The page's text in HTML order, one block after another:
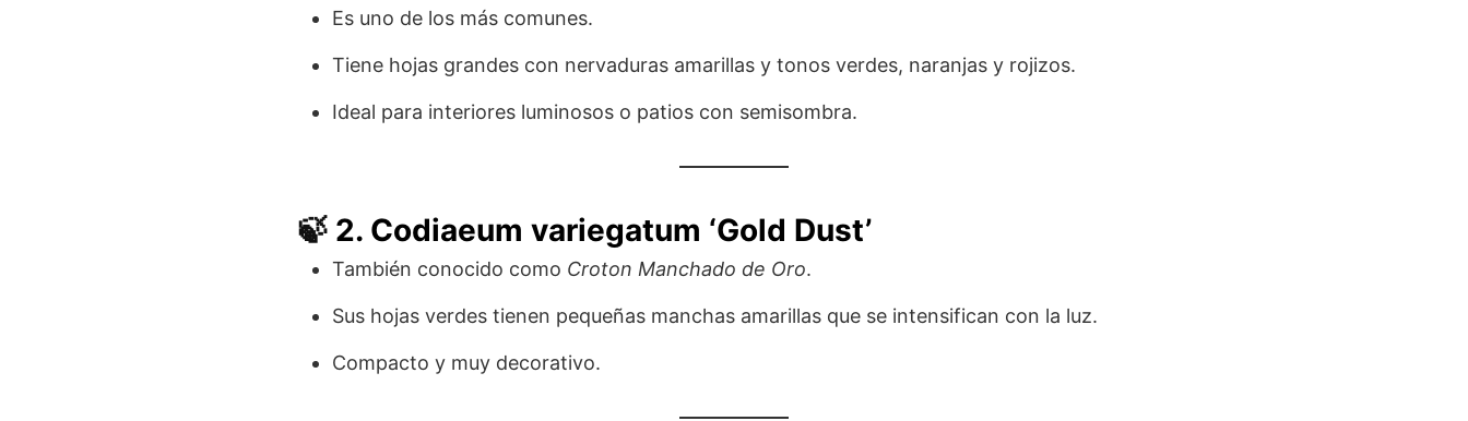
Es uno de los más comunes.
Tiene hojas grandes con nervaduras amarillas y tonos verdes, naranjas y rojizos.
Ideal para interiores luminosos o patios con semisombra.
🍃 2. Codiaeum variegatum ‘Gold Dust’
También conocido como Croton Manchado de Oro.
Sus hojas verdes tienen pequeñas manchas amarillas que se intensifican con la luz.
Compacto y muy decorativo.